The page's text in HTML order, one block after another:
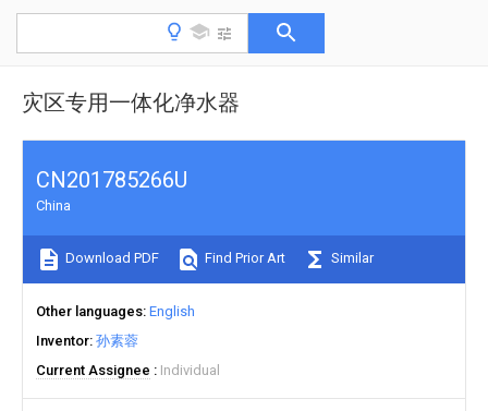
灾区专用一体化净水器
CN201785266U
China
Download PDF Find Prior Art Similar
Other languages English
Inventor 孙素蓉
Current Assignee
Individual